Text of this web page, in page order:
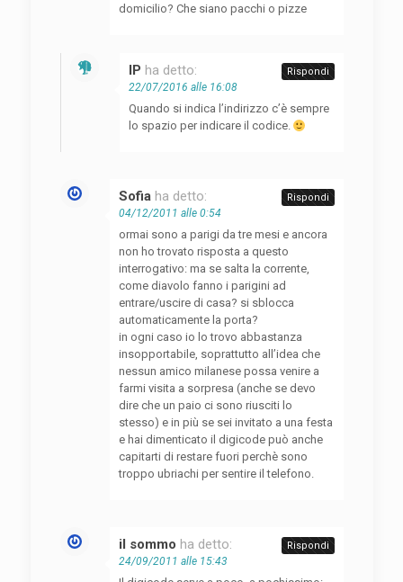
domicilio? Che siano pacchi o pizze
IP ha detto:
22/07/2016 alle 16:08
Quando si indica l’indirizzo c’è sempre
lo spazio per indicare il codice.
Rispondi
Sofia ha detto:
04/12/2011 alle 0:54
ormai sono a parigi da tre mesi e ancora
non ho trovato risposta a questo
interrogativo: ma se salta la corrente,
come diavolo fanno i parigini ad
entrare/uscire di casa? si sblocca
automaticamente la porta?
in ogni caso io lo trovo abbastanza
insopportabile, soprattutto all’idea che
nessun amico milanese possa venire a
farmi visita a sorpresa (anche se devo
dire che un paio ci sono riusciti lo
stesso) e in più se sei invitato a una festa
e hai dimenticato il digicode può anche
capitarti di restare fuori perchè sono
troppo ubriachi per sentire il telefono.
Rispondi
il sommo ha detto:
24/09/2011 alle 15:43
Rispondi